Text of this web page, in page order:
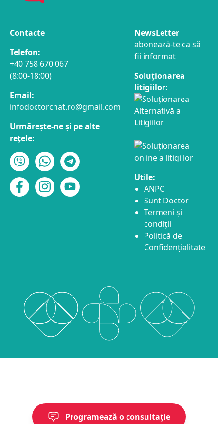
Programează o consultație
Contacte
Telefon:
+40 758 670 067
(8:00-18:00)
Email:
infodoctorchat.ro@gmail.com
Urmărește-ne și pe alte
rețele:
NewsLetter
abonează-te ca să
fii informat
Soluționarea
litigiilor:
Utile:
ANPC
Sunt Doctor
Termeni și
condiții
Politică de
Confidențialitate